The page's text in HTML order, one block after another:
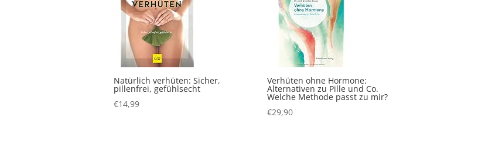
Natürlich verhüten: Sicher,
pillenfrei, gefühlsecht
€14,99
Verhüten ohne Hormone:
Alternativen zu Pille und Co.
Welche Methode passt zu mir?
€29,90